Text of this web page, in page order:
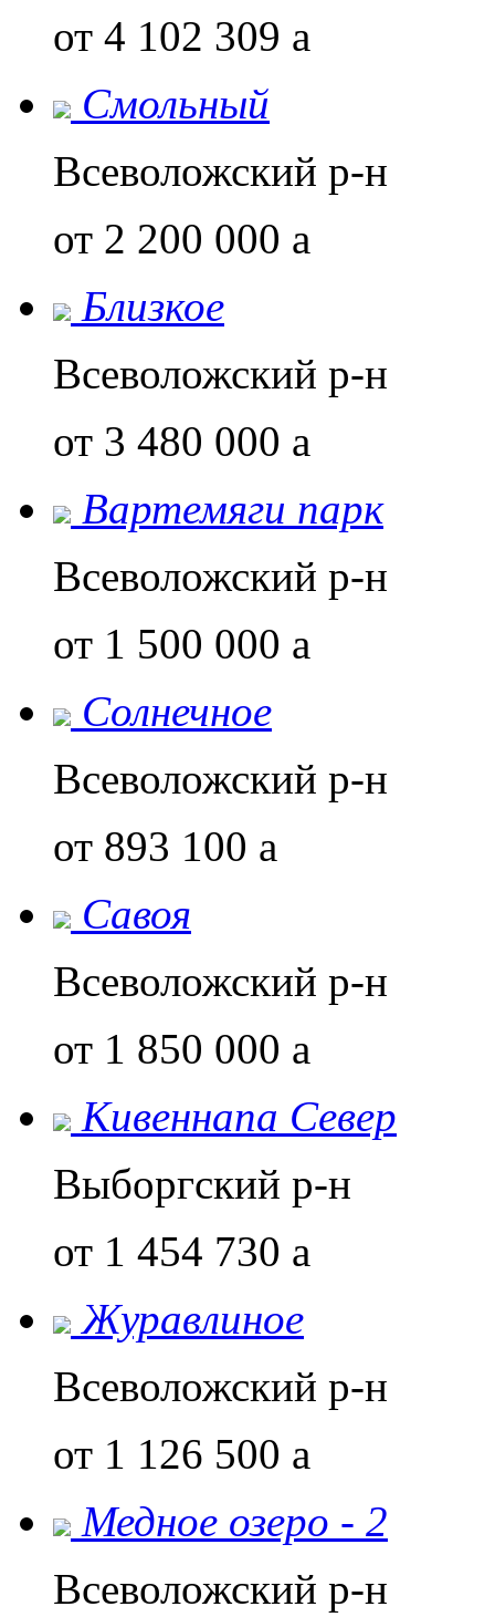
от 4 102 309 a
Смольный
Всеволожский р-н
от 2 200 000 a
Близкое
Всеволожский р-н
от 3 480 000 a
Вартемяги парк
Всеволожский р-н
от 1 500 000 a
Солнечное
Всеволожский р-н
от 893 100 a
Савоя
Всеволожский р-н
от 1 850 000 a
Кивеннапа Север
Выборгский р-н
от 1 454 730 a
Журавлиное
Всеволожский р-н
от 1 126 500 a
Медное озеро - 2
Всеволожский р-н